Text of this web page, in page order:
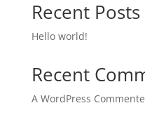
Recent Posts
Hello world!
Recent
A WordPress